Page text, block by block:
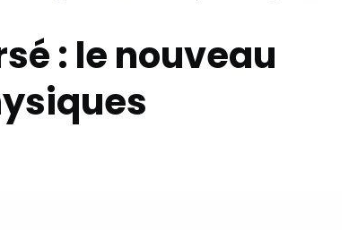
: le nouveau